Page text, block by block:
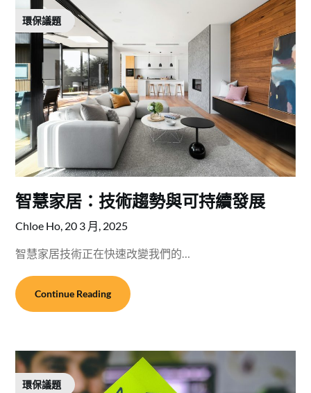
環保議題
智慧家居：技術趨勢與可持續發展
Chloe Ho, 20 3 月, 2025
智慧家居技術正在快速改變我們的…
Continue Reading
環保議題